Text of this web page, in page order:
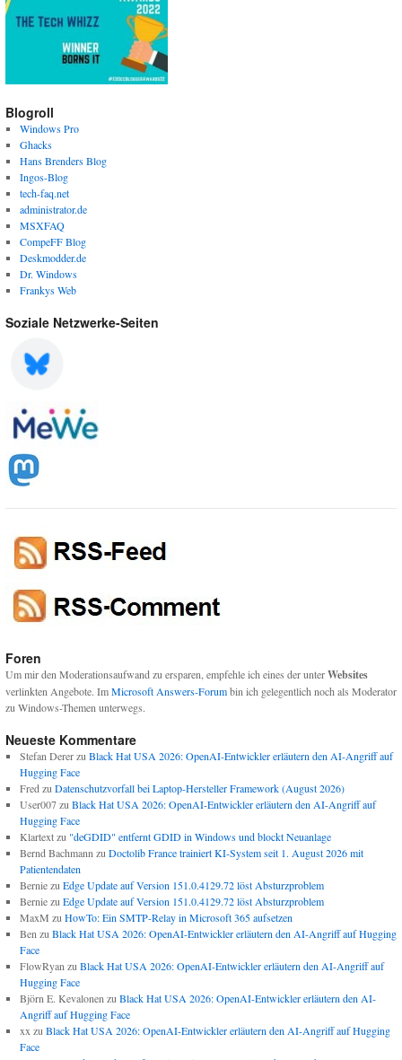
Blogroll
Windows Pro
Ghacks
Hans Brenders Blog
Ingos-Blog
tech-faq.net
administrator.de
MSXFAQ
CompeFF Blog
Deskmodder.de
Dr. Windows
Frankys Web
Soziale Netzwerke-Seiten
Foren
Um mir den Moderationsaufwand zu ersparen, empfehle ich eines der unterWebsites
verlinkten Angebote. ImMicrosoft Answers-Forumbin ich gelegentlich noch als Moderator
zu Windows-Themen unterwegs.
Neueste Kommentare
Stefan Dererzu Black Hat USA 2026: OpenAI-Entwickler erläutern den AI-Angriff auf
Hugging Face
Fred zu Datenschutzvorfall bei Laptop-Hersteller Framework (August 2026)
User007zu Black Hat USA 2026: OpenAI-Entwickler erläutern den AI-Angriff auf
Hugging Face
Klartextzu "deGDID" entfernt GDID in Windows und blockt Neuanlage
Bernd Bachmann zu Doctolib France trainiert KI-System seit 1. August 2026 mit
Patientendaten
Berniezu Edge Update auf Version 151.0.4129.72 löst Absturzproblem
Berniezu Edge Update auf Version 151.0.4129.72 löst Absturzproblem
MaxM zu HowTo: Ein SMTP-Relay in Microsoft 365 aufsetzen
Ben zu Black Hat USA 2026: OpenAI-Entwickler erläutern den AI-Angriff auf Hugging
Face
FlowRyan zu Black Hat USA 2026: OpenAI-Entwickler erläutern den AI-Angriff auf
Hugging Face
Björn E. Kevalonen zu Black Hat USA 2026: OpenAI-Entwickler erläutern den AI-
Angriff auf Hugging Face
xx zu Black Hat USA 2026: OpenAI-Entwickler erläutern den AI-Angriff auf Hugging
Face